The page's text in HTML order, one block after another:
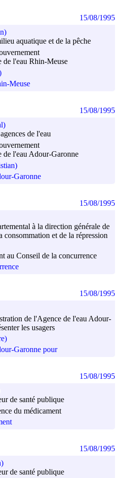
aquatique et de la pêche
de l'eau Rhin-Meuse
Meuse
15/08/1995
de l'eau
de l'eau Adour-Garonne
Garonne
15/08/1995
à la direction générale de
consommation et de la répression
au Conseil de la concurrence
15/08/1995
de l'Agence de l'eau Adour-
les usagers
Garonne pour
15/08/1995
de santé publique
du médicament
15/08/1995
de santé publique
15/08/1995